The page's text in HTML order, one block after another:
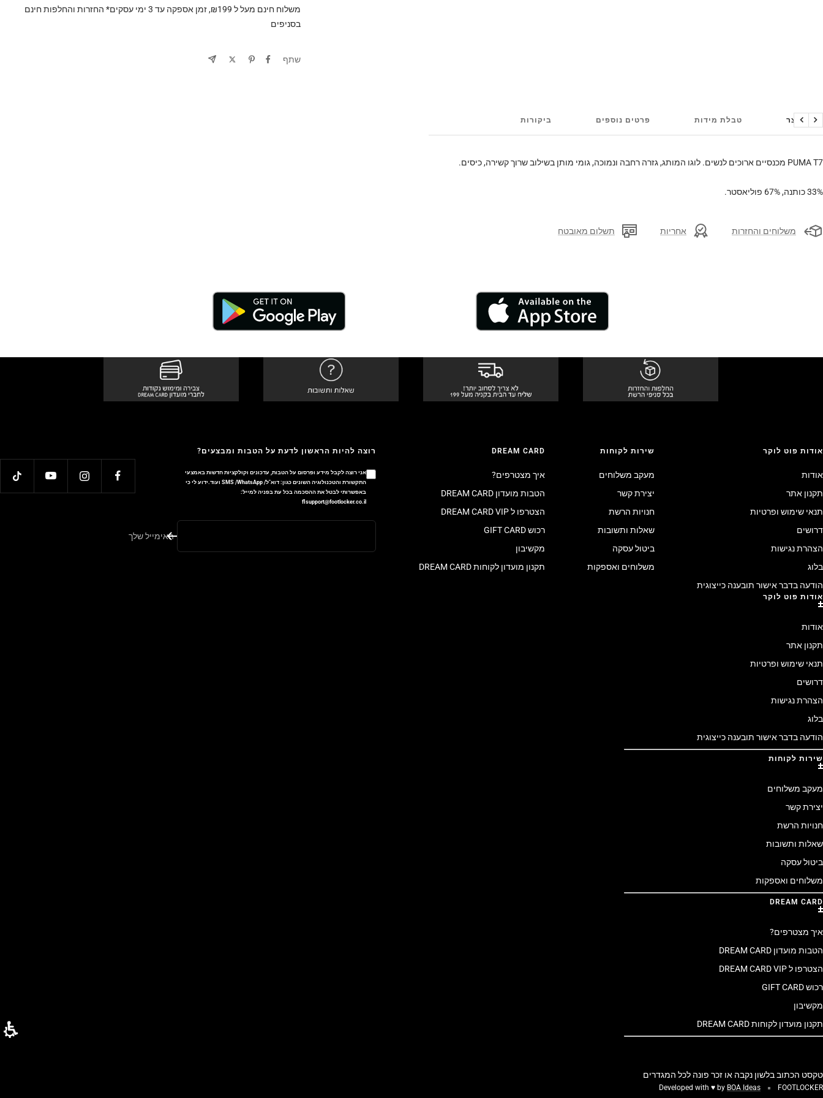
משלוח חינם מעל ל ₪199, זמן אספקה עד 3 ימי עסקים* החזרות והחלפות חינם
בסניפים
שתף
על המוצר טבלת מידות פרטים נוספים ביקורות
הקודם
הבא
PUMA T7 מכנסיים ארוכים לנשים. לוגו המותג, גזרה רחבה ונמוכה, גומי מותן בשילוב שרוך קשירה, כיסים.
33% כותנה, 67% פוליאסטר.
משלוחים והחזרות אחריות תשלום מאובטח
אודות פוט לוקר
אודות
תקנון אתר
תנאי שימוש ופרטיות
דרושים
הצהרת נגישות
בלוג
הודעה בדבר אישור תובענה כייצוגית
שירות לקוחות
מעקב משלוחים
יצירת קשר
חנויות הרשת
שאלות ותשובות
ביטול עסקה
משלוחים ואספקות
DREAM CARD
איך מצטרפים?
הטבות מועדון DREAM CARD
הצטרפו ל DREAM CARD VIP
רכוש GIFT CARD
מקשיבון
תקנון מועדון לקוחות DREAM CARD
רוצה להיות הראשון לדעת על הטבות ומבצעים?
אני רוצה לקבל מידע ופרסום על הטבות, עדכונים וקולקציות חדשות באמצעי
התקשורת והטכנולוגיה השונים כגון: דוא"ל/ SMS /WhatsApp ועוד.ידוע לי כי
באפשרותי לבטל את ההסכמה בכל עת בפניה למייל:
flsupport@footlocker.co.il
האימייל שלך
אודות פוט לוקר
אודות
תקנון אתר
תנאי שימוש ופרטיות
דרושים
הצהרת נגישות
בלוג
הודעה בדבר אישור תובענה כייצוגית
שירות לקוחות
מעקב משלוחים
יצירת קשר
חנויות הרשת
שאלות ותשובות
ביטול עסקה
משלוחים ואספקות
DREAM CARD
איך מצטרפים?
הטבות מועדון DREAM CARD
הצטרפו ל DREAM CARD VIP
רכוש GIFT CARD
מקשיבון
תקנון מועדון לקוחות DREAM CARD
טקסט הכתוב בלשון נקבה או זכר פונה לכל המגדרים
FOOTLOCKER
Developed with ♥ by BOA Ideas